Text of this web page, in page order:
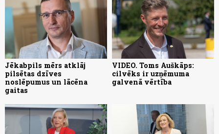
Jēkabpils mērs atklāj
pilsētas dzīves
noslēpumus un lācēna
gaitas
VIDEO. Toms Auškāps:
cilvēks ir uzņēmuma
galvenā vērtība